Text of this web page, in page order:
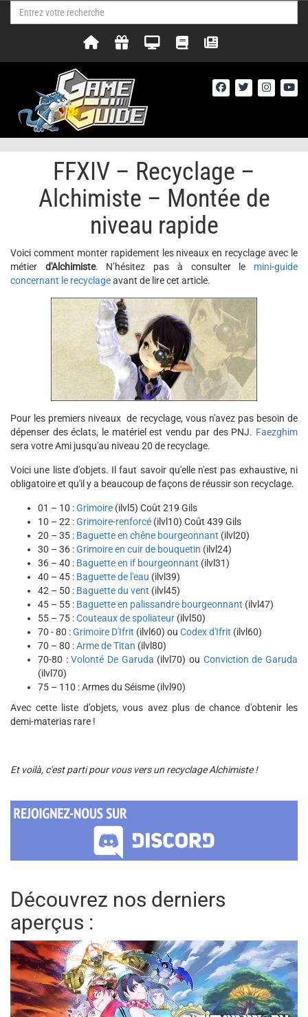
FFXIV – Recyclage –
Alchimiste – Montée de
niveau rapide
Voici comment monter rapidement les niveaux en recyclage avec le
métier d'Alchimiste. N’hésitez pas à consulter le mini-guide
concernant le recyclageavant de lire cet article.
Pour les premiers niveaux de recyclage, vous n'avez pas besoin de
dépenser des éclats, le matériel est vendu par des PNJ. Faezghim
sera votre Ami jusqu'au niveau 20 de recyclage.
Voici une liste d'objets. Il faut savoir qu'elle n'est pas exhaustive, ni
obligatoire et qu'il y a beaucoup de façons de réussir son recyclage.
01 – 10 :Grimoire (ilvl5) Coût 219 Gils
10 – 22 :Grimoire-renforcé (ilvl10) Coût 439 Gils
20 – 35 : Baguette en chêne bourgeonnant (ilvl20)
30 – 36 :Grimoire en cuir de bouquetin (ilvl24)
36 – 40 : Baguette en if bourgeonnant (ilvl31)
40 – 45 : Baguette de l'eau (ilvl39)
42 – 50 : Baguette du vent (ilvl45)
45 – 55 : Baguette en palissandre bourgeonnant (ilvl47)
55 – 75 :Couteaux de spoliateur (ilvl50)
70 - 80 :Grimoire D'Ifrit (ilvl60) ou Codex d'Ifrit (ilvl60)
70 – 80 :Arme de Titan (ilvl80)
70-80 :Volonté De Garuda (ilvl70) ou Conviction de Garuda
(ilvl70)
75 – 110 : Armes du Séisme (ilvl90)
Avec cette liste d’objets, vous avez plus de chance d'obtenir les
demi-materias rare !
Et voilà, c'est parti pour vous vers un recyclage Alchimiste !
Découvrez nos derniers
aperçus :